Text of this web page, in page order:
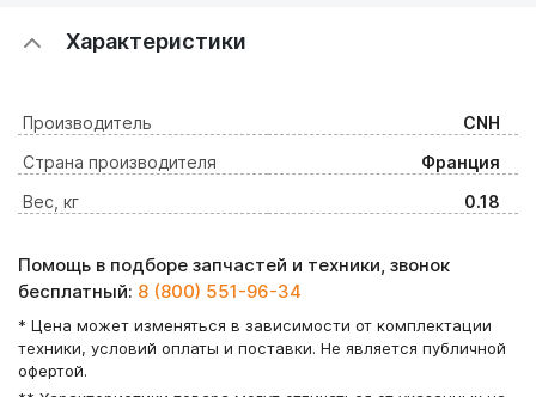
Характеристики
Производитель
CNH
Страна производителя
Франция
Вес, кг
0.18
Помощь в подборе запчастей и техники, звонок
бесплатный: 8 (800) 551-96-34
* Цена может изменяться в зависимости от комплектации
техники, условий оплаты и поставки. Не является публичной
офертой.